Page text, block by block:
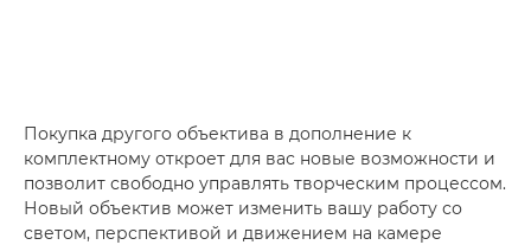
Покупка другого объектива в дополнение к
комплектному откроет для вас новые возможности и
позволит свободно управлять творческим процессом.
Новый объектив может изменить вашу работу со
светом, перспективой и движением на камере